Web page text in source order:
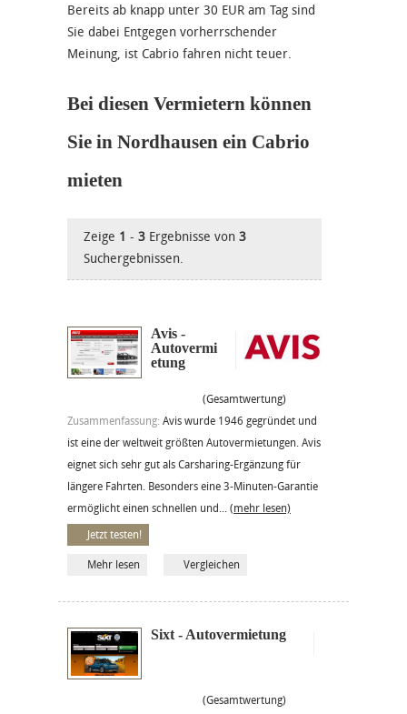
Bereits ab knapp unter 30 EUR am Tag sind
Sie dabei Entgegen vorherrschender
Meinung, ist Cabrio fahren nicht teuer.
Bei diesen Vermietern können
Sie in Nordhausen ein Cabrio
mieten
Zeige 1 - 3 Ergebnisse von 3
Suchergebnissen.
Avis -
Autovermi
etung
(Gesamtwertung)
Zusammenfassung: Avis wurde 1946 gegründet und
ist eine der weltweit größten Autovermietungen. Avis
eignet sich sehr gut als Carsharing-Ergänzung für
längere Fahrten. Besonders eine 3-Minuten-Garantie
ermöglicht einen schnellen und... (mehr lesen)
Jetzt testen!
Mehr lesen Vergleichen
Sixt - Autovermietung
(Gesamtwertung)